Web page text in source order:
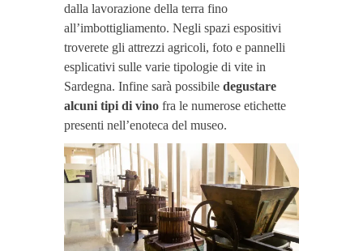
dalla lavorazione della terra fino
all’imbottigliamento. Negli spazi espositivi
troverete gli attrezzi agricoli, foto e pannelli
esplicativi sulle varie tipologie di vite in
Sardegna. Infine sarà possibile degustare
alcuni tipi di vino fra le numerose etichette
presenti nell’enoteca del museo.